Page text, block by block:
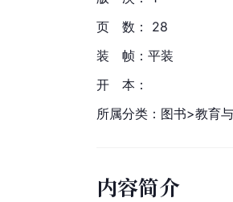
页　数： 28
装　帧：平装
开　本：
所属分类：图书>教育
内容简介